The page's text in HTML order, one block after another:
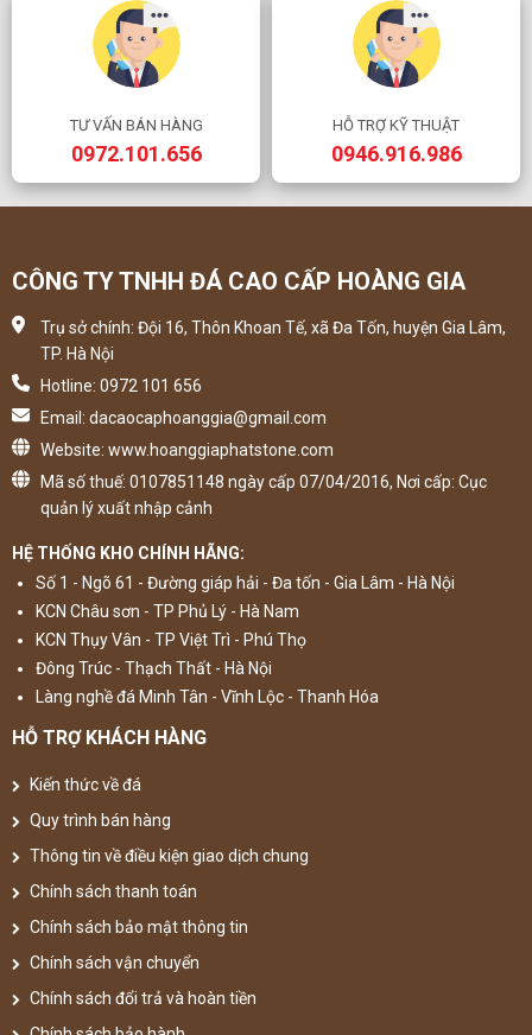
TƯ VẤN BÁN HÀNG
0972.101.656
HỖ TRỢ KỸ THUẬT
0946.916.986
CÔNG TY TNHH ĐÁ CAO CẤP HOÀNG GIA
Trụ sở chính: Đội 16, Thôn Khoan Tế, xã Đa Tốn, huyện Gia Lâm,
TP. Hà Nội
Hotline: 0972 101 656
Email: dacaocaphoanggia@gmail.com
Website: www.hoanggiaphatstone.com
Mã số thuế: 0107851148 ngày cấp 07/04/2016, Nơi cấp: Cục
quản lý xuất nhập cảnh
HỆ THỐNG KHO CHÍNH HÃNG:
Số 1 - Ngõ 61 - Đường giáp hải - Đa tốn - Gia Lâm - Hà Nội
KCN Châu sơn - TP Phủ Lý - Hà Nam
KCN Thụy Vân - TP Việt Trì - Phú Thọ
Đông Trúc - Thạch Thất - Hà Nội
Làng nghề đá Minh Tân - Vĩnh Lộc - Thanh Hóa
HỖ TRỢ KHÁCH HÀNG
Kiến thức về đá
Quy trình bán hàng
Thông tin về điều kiện giao dịch chung
Chính sách thanh toán
Chính sách bảo mật thông tin
Chính sách vận chuyển
Chính sách đổi trả và hoàn tiền